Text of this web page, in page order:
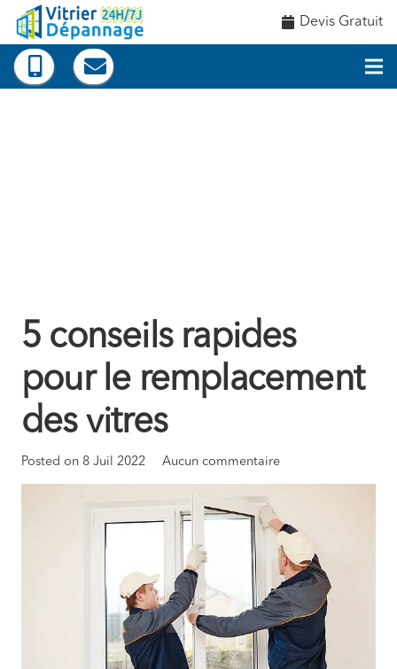
Devis Gratuit
5 conseils rapides
pour le remplacement
des vitres
Posted on 8 Juil 2022 Aucun commentaire